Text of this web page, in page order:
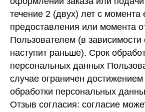
течение 2 (двух) лет с момента
предоставления или момента
Пользователем (в зависимости
наступит раньше). Срок
персональных данных
случае ограничен
обработки персональных
Отзыв согласия: согласие